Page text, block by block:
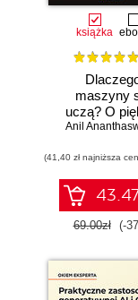
książka
maszyny
uczą? O
Anil
(41,40 zł najniższa
69.00zł (-